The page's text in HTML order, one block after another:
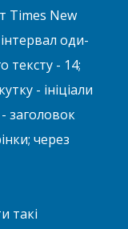
Times New
інтервал оди­
тексту - 14;
- ініціа­ли
заголовок
через
такі